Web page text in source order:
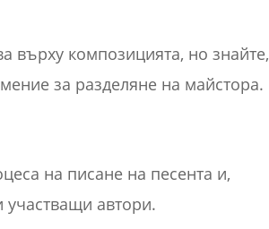
върху композицията, но знайте,
за разделяне на майстора.
на писане на песента и,
участващи автори.